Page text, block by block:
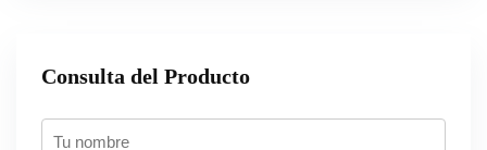
Consulta del Producto